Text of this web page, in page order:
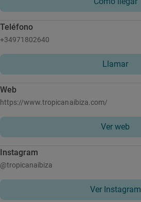
Teléfono
+34971802640
Llamar
Web
https://www.tropicanaibiza.com/
Ver web
Instagram
@tropicanaibiza
Ver Instagram